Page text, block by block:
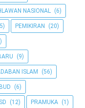
NASIONAL (6)
PEMIKIRAN (20)
(9)
ISLAM (56)
(6)
(12) PRAMUKA (1)